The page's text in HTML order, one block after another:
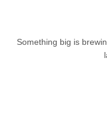
Something big is